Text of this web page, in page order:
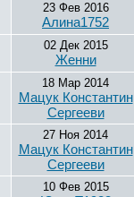
23 Фев 2016
Алина1752
02 Дек 2015
Женни
18 Мар 2014
Мацук Константин
Сергееви
27 Ноя 2014
Мацук Константин
Сергееви
10 Фев 2015